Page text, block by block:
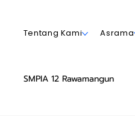
Tentang Kami Asrama
SMPIA 12 Rawamangun